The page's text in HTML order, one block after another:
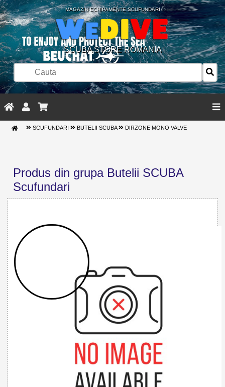
MAGAZIN ECHIPAMENTE SCUFUNDARI
SCUBA STORE ROMANIA
SCUFUNDARI BUTELII SCUBA DIRZONE MONO VALVE
Produs din grupa Butelii SCUBA
Scufundari